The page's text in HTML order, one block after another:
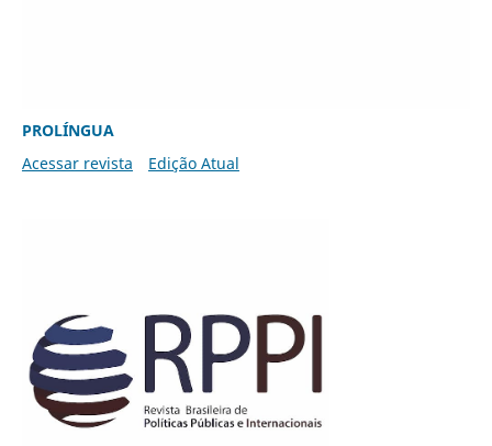
PROLÍNGUA
Acessar revista
Edição Atual